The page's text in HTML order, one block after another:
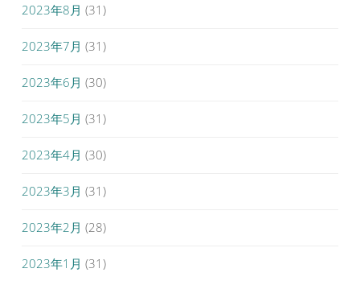
2023年8月 (31)
2023年7月 (31)
2023年6月 (30)
2023年5月 (31)
2023年4月 (30)
2023年3月 (31)
2023年2月 (28)
2023年1月 (31)